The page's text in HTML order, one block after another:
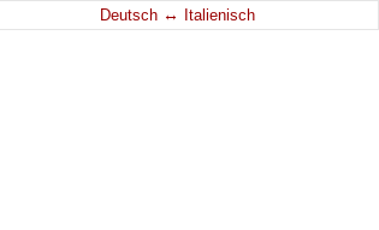
Deutsch ↔ Italienisch